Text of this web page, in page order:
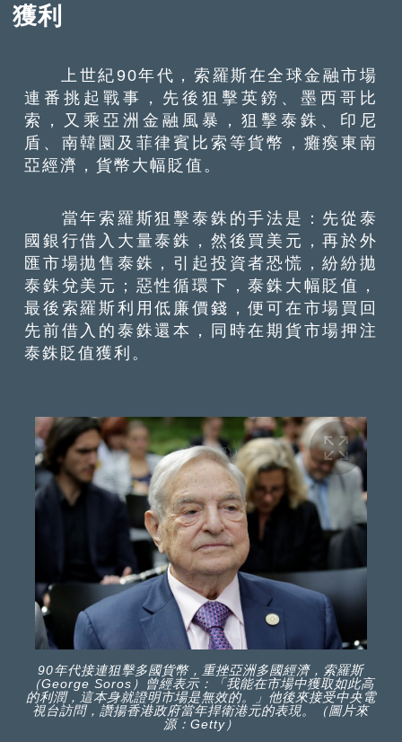
獲利
上世紀90年代，索羅斯在全球金融市場
連番挑起戰事，先後狙擊英鎊、墨西哥比
索，又乘亞洲金融風暴，狙擊泰銖、印尼
盾、南韓圜及菲律賓比索等貨幣，癱瘓東南
亞經濟，貨幣大幅貶值。
當年索羅斯狙擊泰銖的手法是：先從泰
國銀行借入大量泰銖，然後買美元，再於外
匯市場拋售泰銖，引起投資者恐慌，紛紛拋
泰銖兌美元；惡性循環下，泰銖大幅貶值，
最後索羅斯利用低廉價錢，便可在市場買回
先前借入的泰銖還本，同時在期貨市場押注
泰銖貶值獲利。
90年代接連狙擊多國貨幣，重挫亞洲多國經濟，索羅斯
（George Soros）曾經表示：「我能在市場中獲取如此高
的利潤，這本身就證明市場是無效的。」他後來接受中央電
視台訪問，讚揚香港政府當年捍衛港元的表現。（圖片來
源：Getty）